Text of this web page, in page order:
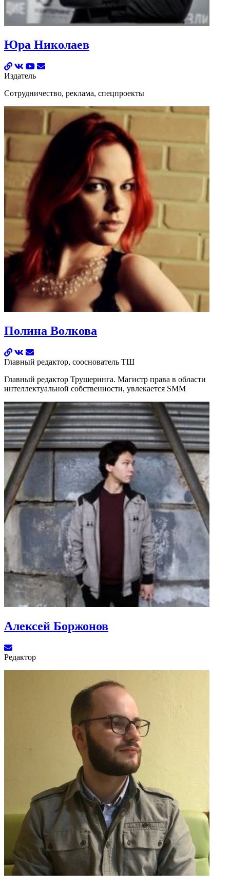
Юра Николаев
Издатель
Сотрудничество, реклама, спецпроекты
Полина Волкова
Главный редактор, сооснователь ТШ
Главный редактор Трушеринга. Магистр права в области
интеллектуальной собственности, увлекается SMM
Алексей Боржонов
Редактор